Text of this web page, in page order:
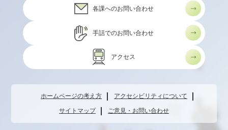
各課へのお問い合わせ
手話でのお問い合わせ
アクセス
ホームページの考え方 アクセシビリティについて
サイトマップ ご意見・お問い合わせ